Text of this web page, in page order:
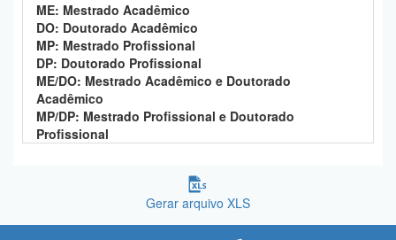
ME: Mestrado Acadêmico
DO: Doutorado Acadêmico
MP: Mestrado Profissional
DP: Doutorado Profissional
ME/DO: Mestrado Acadêmico e Doutorado
Acadêmico
MP/DP: Mestrado Profissional e Doutorado
Profissional
Gerar arquivo XLS